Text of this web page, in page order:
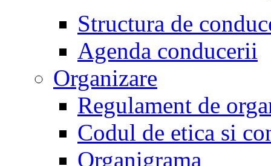
Structura de
Agenda conducerii
Organizare
Regulament de
Codul de etica si
Organigrama